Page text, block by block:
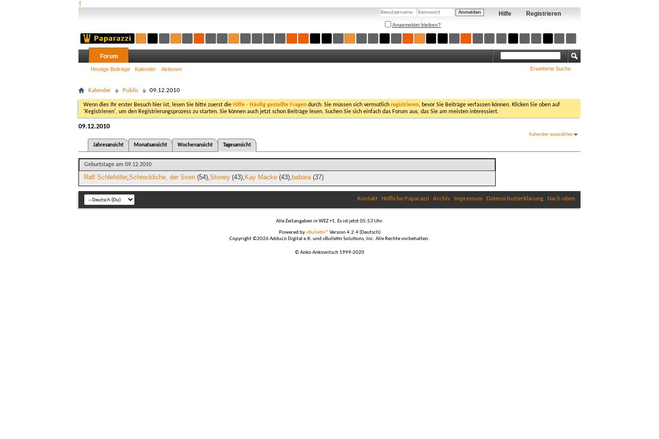
†
Registrieren
Hilfe
Angemeldet bleiben?
Forum
Heutige Beiträge Kalender Aktionen Erweiterte Suche
Kalender Public 09.12.2010
Wenn dies Ihr erster Besuch hier ist, lesen Sie bitte zuerst die Hilfe - Häufig gestellte Fragen durch. Sie müssen sich vermutlich registrieren, bevor Sie Beiträge verfassen können. Klicken Sie oben auf
'Registrieren', um den Registrierungsprozess zu starten. Sie können auch jetzt schon Beiträge lesen. Suchen Sie sich einfach das Forum aus, das Sie am meisten interessiert.
09.12.2010
Kalender auswählen
Jahresansicht
Monatsansicht Wochenansicht Tagesansicht
Geburtstage am 09.12.2010
Ralf Schlehöfer Schreckliche, der Sven (54) Stoney (43) Kay Macke (43) babara(37)
Kontakt Höfliche Paparazzi Archiv Impressum Datenschutzerklärung Nach oben
Alle Zeitangaben in WEZ +1. Es ist jetzt05:53 Uhr.
Powered byvBulletin® Version 4.2.4 (Deutsch)
Copyright ©2026 Adduco Digital e.K. und vBulletin Solutions, Inc. Alle Rechte vorbehalten.
© Anko Ankowitsch 1999-2020